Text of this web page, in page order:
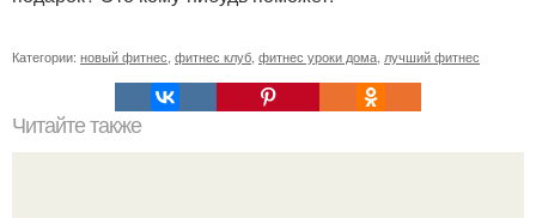
Категории: новый фитнес фитнес клуб фитнес уроки дома лучший фитнес
Читайте также